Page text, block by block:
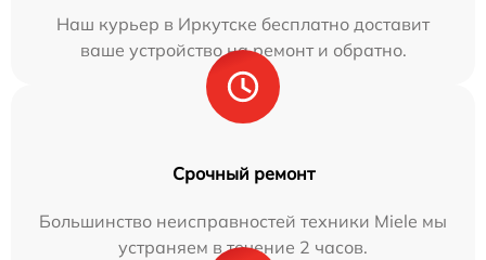
Наш курьер в Иркутске бесплатно доставит
ваше устройство на ремонт и обратно.
Срочный ремонт
Большинство неисправностей техники Miele мы
устраняем в течение 2 часов.